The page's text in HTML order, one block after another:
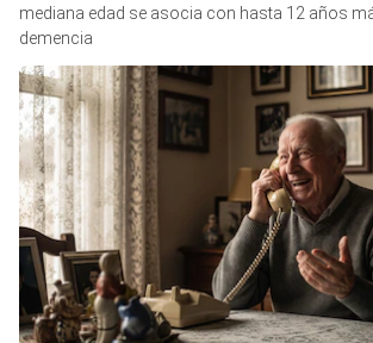
mediana edad se asocia con hasta 12 años
demencia